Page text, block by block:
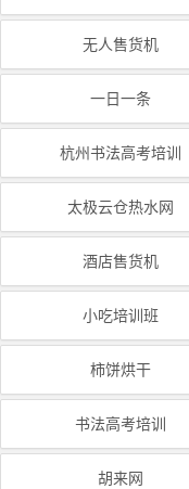
无人售货机
一日一条
杭州书法高考培训
太极云仓热水网
酒店售货机
小吃培训班
柿饼烘干
书法高考培训
胡来网